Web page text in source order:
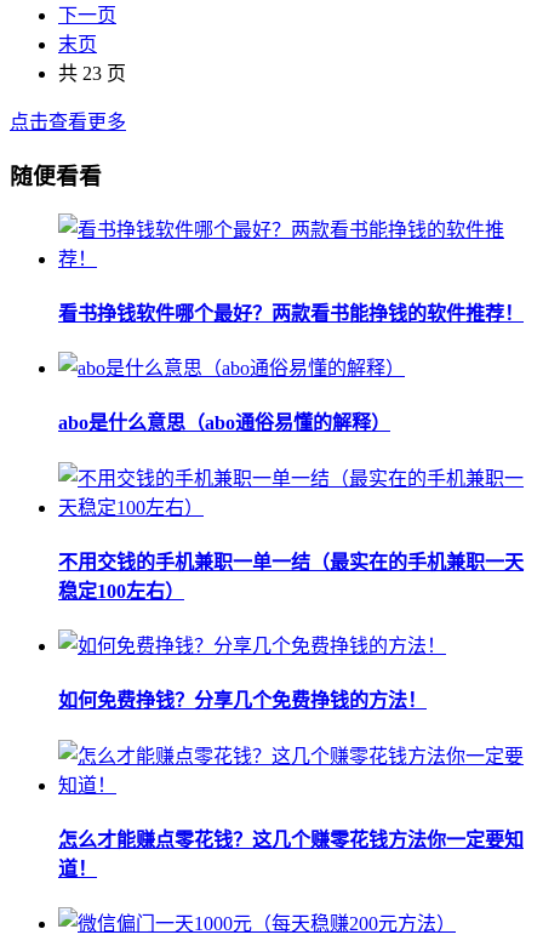
下一页
末页
共 23 页
点击查看更多
随便看看
看书挣钱软件哪个最好？两款看书能挣钱的软件推荐！
abo是什么意思（abo通俗易懂的解释）
不用交钱的手机兼职一单一结（最实在的手机兼职一天
稳定100左右）
如何免费挣钱？分享几个免费挣钱的方法！
怎么才能赚点零花钱？这几个赚零花钱方法你一定要知
道！